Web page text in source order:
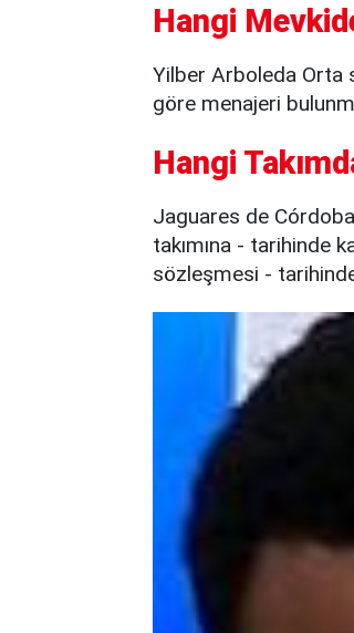
Hangi
Yilber Arboleda Orta
göre menajeri
Hangi
Jaguares de
takımına - tarihinde
sözleşmesi -